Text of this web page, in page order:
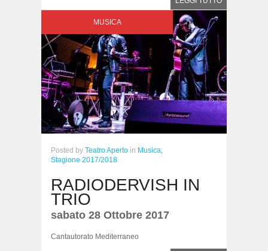
MUSICA
Posted by Teatro Aperto in Musica,
Stagione 2017/2018
RADIODERVISH IN
TRIO
sabato 28 Ottobre 2017
Cantautorato Mediterraneo